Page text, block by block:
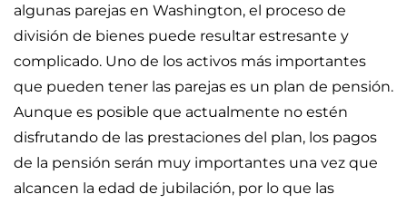
algunas parejas en Washington, el proceso de
división de bienes puede resultar estresante y
complicado. Uno de los activos más importantes
que pueden tener las parejas es un plan de pensión.
Aunque es posible que actualmente no estén
disfrutando de las prestaciones del plan, los pagos
de la pensión serán muy importantes una vez que
alcancen la edad de jubilación, por lo que las